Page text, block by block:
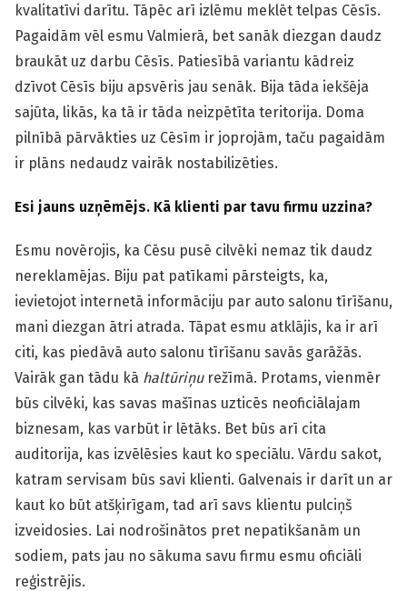
kvalitatīvi darītu. Tāpēc arī izlēmu meklēt telpas Cēsīs.
Pagaidām vēl esmu Valmierā, bet sanāk diezgan daudz
braukāt uz darbu Cēsīs. Patiesībā variantu kādreiz
dzīvot Cēsīs biju apsvēris jau senāk. Bija tāda iekšēja
sajūta, likās, ka tā ir tāda neizpētīta teritorija. Doma
pilnībā pārvākties uz Cēsīm ir joprojām, taču pagaidām
ir plāns nedaudz vairāk nostabilizēties.
Esi jauns uzņēmējs. Kā klienti par tavu firmu uzzina?
Esmu novērojis, ka Cēsu pusē cilvēki nemaz tik daudz
nereklamējas. Biju pat patīkami pārsteigts, ka,
ievietojot internetā informāciju par auto salonu tīrīšanu,
mani diezgan ātri atrada. Tāpat esmu atklājis, ka ir arī
citi, kas piedāvā auto salonu tīrīšanu savās garāžās.
Vairāk gan tādu kā haltūriņurežīmā. Protams, vienmēr
būs cilvēki, kas savas mašīnas uzticēs neoficiālajam
biznesam, kas varbūt ir lētāks. Bet būs arī cita
auditorija, kas izvēlēsies kaut ko speciālu. Vārdu sakot,
katram servisam būs savi klienti. Galvenais ir darīt un ar
kaut ko būt atšķirīgam, tad arī savs klientu pulciņš
izveidosies. Lai nodrošinātos pret nepatikšanām un
sodiem, pats jau no sākuma savu firmu esmu oficiāli
reģistrējis.